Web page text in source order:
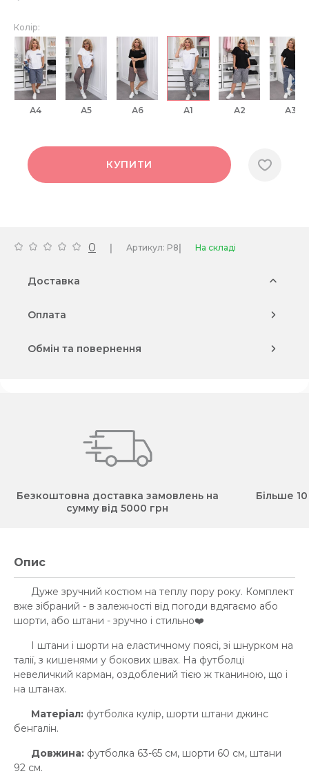
Колір:
А4 А5 А6 А1 А2 А3
КУПИТИ
0 | Артикул: P8| На складі
Доставка
Оплата
Обмін та повернення
Безкоштовна доставка замовлень на
сумму від 5000 грн
Більше
Опис
Дуже зручний костюм на теплу пору року. Комплект
вже зібраний - в залежності від погоди вдягаємо або
шорти, або штани - зручно і стильно❤️
І штани і шорти на еластичному поясі, зі шнурком на
талії, з кишенями у бокових швах. На футболці
невеличкий карман, оздоблений тією ж тканиною, що і
на штанах.
Матеріал: футболка кулір, шорти штани джинс
бенгалін.
Довжина: футболка 63-65 см, шорти 60 см, штани
92 см.